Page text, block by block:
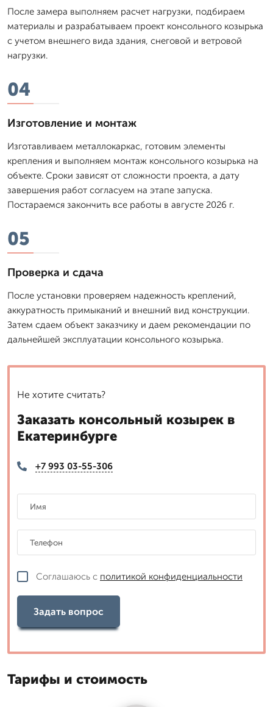
После замера выполняем расчет нагрузки, подбираем
материалы и разрабатываем проект консольного козырька
с учетом внешнего вида здания, снеговой и ветровой
нагрузки.
04
Изготовление и монтаж
Изготавливаем металлокаркас, готовим элементы
крепления и выполняем монтаж консольного козырька на
объекте. Сроки зависят от сложности проекта, а дату
завершения работ согласуем на этапе запуска.
Постараемся закончить все работы в августе 2026 г.
05
Проверка и сдача
После установки проверяем надежность креплений,
аккуратность примыканий и внешний вид конструкции.
Затем сдаем объект заказчику и даем рекомендации по
дальнейшей эксплуатации консольного козырька.
Не хотите считать?
Заказать консольный козырек в
Екатеринбурге
+7 993 03-55-306
Соглашаюсь с политикой конфиденциальности
Задать вопрос
Тарифы и стоимость